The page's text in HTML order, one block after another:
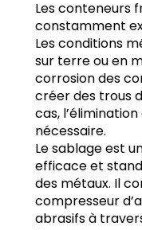
Les conteneurs
constamment
Les conditions
sur terre ou en
corrosion des
créer des trous
cas,
nécessaire.
Le sablage est
efficace et
des métaux. Il
compresseur
abrasifs à